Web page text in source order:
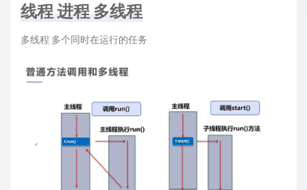
线程 进程 多线程
多线程 多个同时在运行的任务